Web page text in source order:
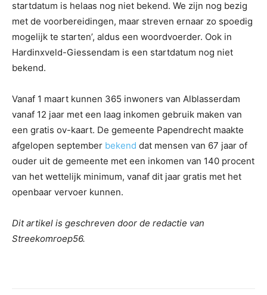
startdatum is helaas nog niet bekend. We zijn nog bezig
met de voorbereidingen, maar streven ernaar zo spoedig
mogelijk te starten’, aldus een woordvoerder. Ook in
Hardinxveld-Giessendam is een startdatum nog niet
bekend.
Vanaf 1 maart kunnen 365 inwoners van Alblasserdam
vanaf 12 jaar met een laag inkomen gebruik maken van
een gratis ov-kaart. De gemeente Papendrecht maakte
afgelopen september bekend dat mensen van 67 jaar of
ouder uit de gemeente met een inkomen van 140 procent
van het wettelijk minimum, vanaf dit jaar gratis met het
openbaar vervoer kunnen.
Dit artikel is geschreven door de redactie van
Streekomroep56.